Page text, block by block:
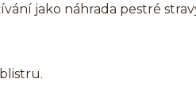
jako náhrada pestré